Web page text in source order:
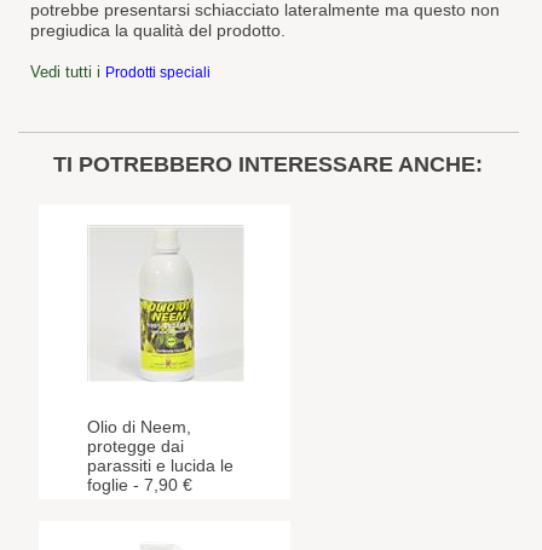
potrebbe presentarsi schiacciato lateralmente ma questo non
pregiudica la qualità del prodotto.
Vedi tutti i Prodotti speciali
TI POTREBBERO INTERESSARE ANCHE:
Olio di Neem,
protegge dai
parassiti e lucida le
foglie - 7,90 €